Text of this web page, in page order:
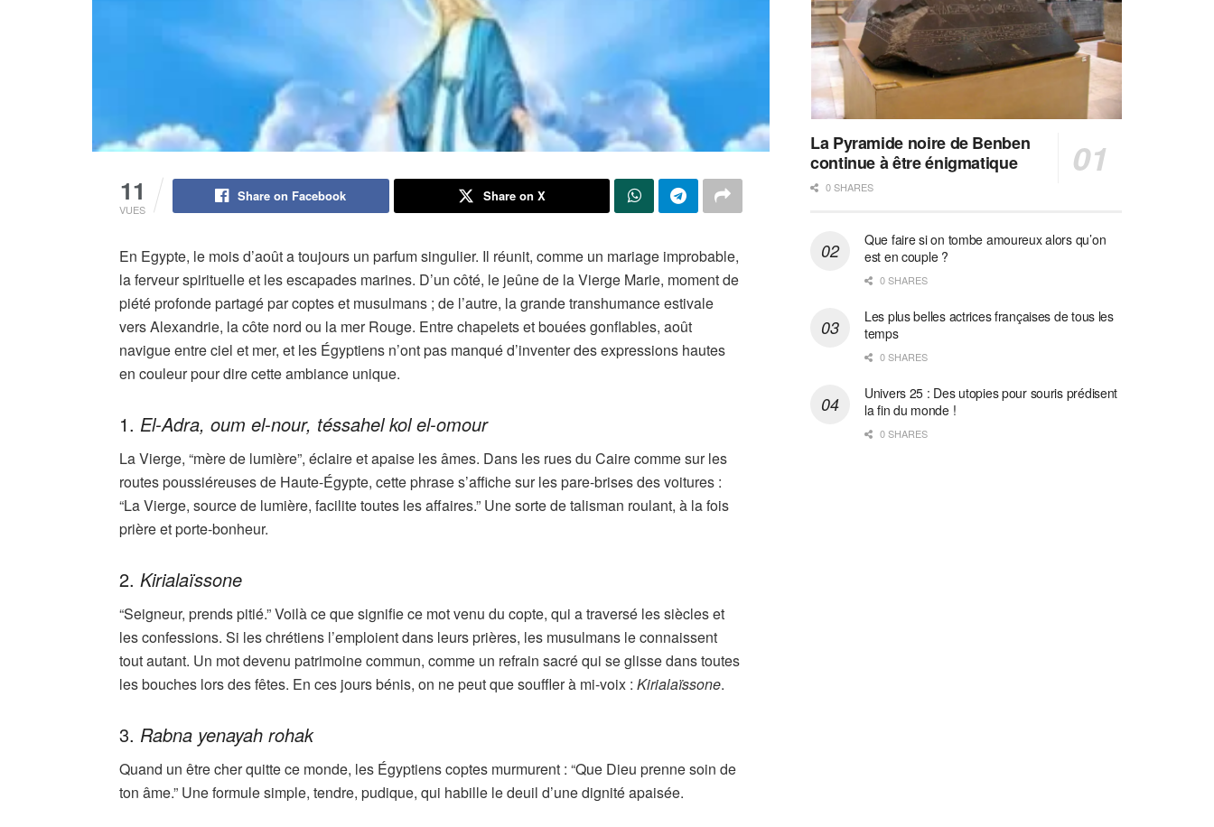
11
VUES
Share on Facebook Share on X
En Egypte, le mois d’août a toujours un parfum singulier. Il réunit, comme un mariage improbable,
la ferveur spirituelle et les escapades marines. D’un côté, le jeûne de la Vierge Marie, moment de
piété profonde partagé par coptes et musulmans ; de l’autre, la grande transhumance estivale
vers Alexandrie, la côte nord ou la mer Rouge. Entre chapelets et bouées gonflables, août
navigue entre ciel et mer, et les Égyptiens n’ont pas manqué d’inventer des expressions hautes
en couleur pour dire cette ambiance unique.
1. El-Adra, oum el-nour, téssahel kol el-omour
La Vierge, “mère de lumière”, éclaire et apaise les âmes. Dans les rues du Caire comme sur les
routes poussiéreuses de Haute-Égypte, cette phrase s’affiche sur les pare-brises des voitures :
“La Vierge, source de lumière, facilite toutes les affaires.” Une sorte de talisman roulant, à la fois
prière et porte-bonheur.
2. Kirialaïssone
“Seigneur, prends pitié.” Voilà ce que signifie ce mot venu du copte, qui a traversé les siècles et
les confessions. Si les chrétiens l’emploient dans leurs prières, les musulmans le connaissent
tout autant. Un mot devenu patrimoine commun, comme un refrain sacré qui se glisse dans toutes
les bouches lors des fêtes. En ces jours bénis, on ne peut que souffler à mi-voix : Kirialaïssone.
3. Rabna yenayah rohak
Quand un être cher quitte ce monde, les Égyptiens coptes murmurent : “Que Dieu prenne soin de
ton âme.” Une formule simple, tendre, pudique, qui habille le deuil d’une dignité apaisée.
La Pyramide noire de Benben
continue à être énigmatique
0 SHARES
Que faire si on tombe amoureux alors qu’on
est en couple ?
0 SHARES
Les plus belles actrices françaises de tous les
temps
0 SHARES
Univers 25 : Des utopies pour souris prédisent
la fin du monde !
0 SHARES